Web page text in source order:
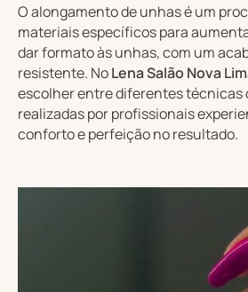
O alongamento de unhas é um
materiais específicos para
dar formato às unhas, com um
resistente. NoLena Salão Nova
escolher entre diferentes técnicas
realizadas por profissionais
conforto e perfeição no resultado.